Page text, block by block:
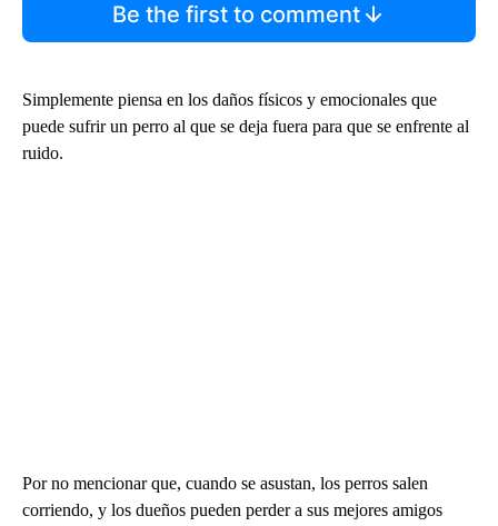
Be the first to comment
Simplemente piensa en los daños físicos y emocionales que
puede sufrir un perro al que se deja fuera para que se enfrente al
ruido.
Por no mencionar que, cuando se asustan, los perros salen
corriendo, y los dueños pueden perder a sus mejores amigos